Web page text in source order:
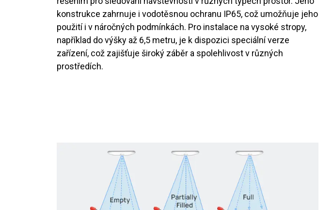
konstrukce zahrnuje i vodotěsnou ochranu IP65, což umožňuje jeho
použití i v náročných podmínkách. Pro instalace na vysoké stropy,
například do výšky až 6,5 metru, je k dispozici speciální verze
zařízení, což zajišťuje široký záběr a spolehlivost v různých
prostředích.